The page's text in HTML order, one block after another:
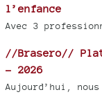
l’enfance
Avec 3
//Brasero//
- 2026
Aujourd’hui,